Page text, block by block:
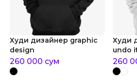
Худи дизайнер graphic
design
260 000 сум
Худи
undo
260